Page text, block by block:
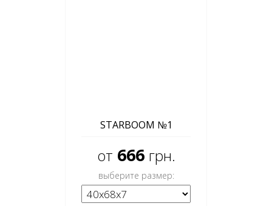
STARBOOM №1
от 666 грн.
выберите размер: